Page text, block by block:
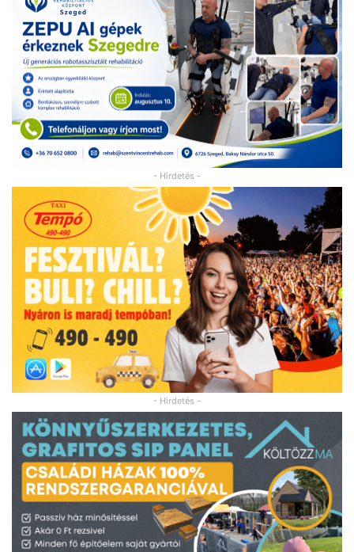
- Hirdetés -
- Hirdetés -